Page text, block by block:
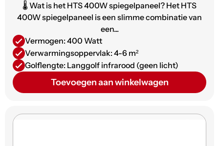
🌡️ Wat is het HTS 400W spiegelpaneel? Het HTS
400W spiegelpaneel is een slimme combinatie van
een...
Vermogen: 400 Watt
Verwarmingsoppervlak: 4-6 m²
Golflengte: Langgolf infrarood (geen licht)
Toevoegen aan winkelwagen